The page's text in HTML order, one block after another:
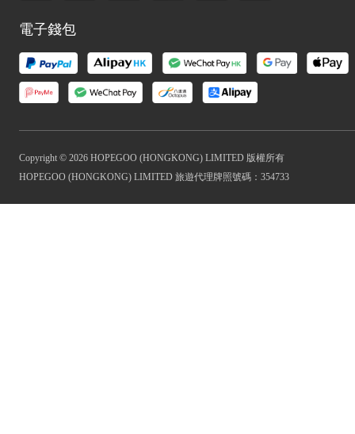
電子錢包
Copyright © 2026 HOPEGOO (HONGKONG) LIMITED 版權所有
HOPEGOO (HONGKONG) LIMITED 旅遊代理牌照號碼：354733